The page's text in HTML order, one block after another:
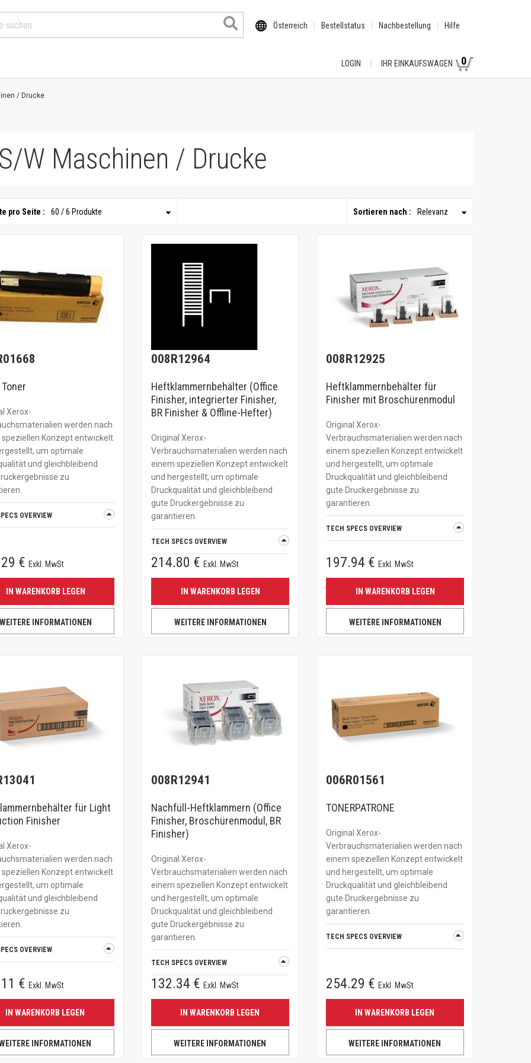
Österreich Bestellstatus Nachbestellung Hilfe
LOGIN IHR EINKAUFSWAGEN 0
/ Drucke
S/W Maschinen / Drucke
Sortieren nach : Relevanz
pro Seite : 60 / 6 Produkte
Xerox-
werden nach
Konzept entwickelt
um optimale
und gleichbleibend
zu
OVERVIEW
€Exkl. MwSt
IN WARENKORB LEGEN
WEITERE INFORMATIONEN
008R12964
Heftklammernbehälter (Office
Finisher, integrierter Finisher,
BR Finisher & Offline-Hefter)
Original Xerox-
Verbrauchsmaterialien werden nach
einem speziellen Konzept entwickelt
und hergestellt, um optimale
Druckqualität und gleichbleibend
gute Druckergebnisse zu
garantieren.
TECH SPECS OVERVIEW
214.80 €Exkl. MwSt
IN WARENKORB LEGEN
WEITERE INFORMATIONEN
008R12925
Heftklammernbehälter für
Finisher mit Broschürenmodul
Original Xerox-
Verbrauchsmaterialien werden nach
einem speziellen Konzept entwickelt
und hergestellt, um optimale
Druckqualität und gleichbleibend
gute Druckergebnisse zu
garantieren.
TECH SPECS OVERVIEW
197.94 €Exkl. MwSt
IN WARENKORB LEGEN
WEITERE INFORMATIONEN
für Light
Finisher
Xerox-
werden nach
Konzept entwickelt
um optimale
und gleichbleibend
zu
OVERVIEW
€ Exkl. MwSt
IN WARENKORB LEGEN
INFORMATIONEN
008R12941
Nachfüll-Heftklammern (Office
Finisher, Broschürenmodul, BR
Finisher)
Original Xerox-
Verbrauchsmaterialien werden nach
einem speziellen Konzept entwickelt
und hergestellt, um optimale
Druckqualität und gleichbleibend
gute Druckergebnisse zu
garantieren.
TECH SPECS OVERVIEW
132.34 € Exkl. MwSt
IN WARENKORB LEGEN
WEITERE INFORMATIONEN
006R01561
TONERPATRONE
Original Xerox-
Verbrauchsmaterialien werden nach
einem speziellen Konzept entwickelt
und hergestellt, um optimale
Druckqualität und gleichbleibend
gute Druckergebnisse zu
garantieren.
TECH SPECS OVERVIEW
254.29 € Exkl. MwSt
IN WARENKORB LEGEN
WEITERE INFORMATIONEN